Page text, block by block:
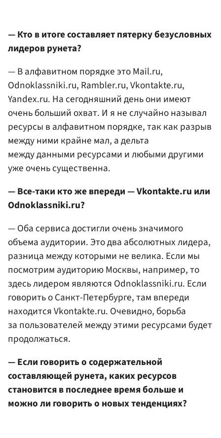
— Кто в итоге составляет пятерку безусловных
лидеров рунета?
— В алфавитном порядке это Mail.ru,
Odnoklassniki.ru, Rambler.ru, Vkontakte.ru,
Yandex.ru. На сегодняшний день они имеют
очень больший охват. И я не случайно называл
ресурсы в алфавитном порядке, так как разрыв
между ними крайне мал, а дельта
между данными ресурсами и любыми другими
уже очень существенна.
— Все-таки кто же впереди — Vkontakte.ru или
Odnoklassniki.ru?
— Оба сервиса достигли очень значимого
объема аудитории. Это два абсолютных лидера,
разница между которыми не велика. Если мы
посмотрим аудиторию Москвы, например, то
здесь лидером являются Odnoklassniki.ru. Если
говорить о Санкт-Петербурге, там впереди
находится Vkontakte.ru. Очевидно, борьба
за пользователей между этими ресурсами будет
продолжаться.
— Если говорить о содержательной
составляющей рунета, каких ресурсов
становится в последнее время больше и
можно ли говорить о новых тенденциях?